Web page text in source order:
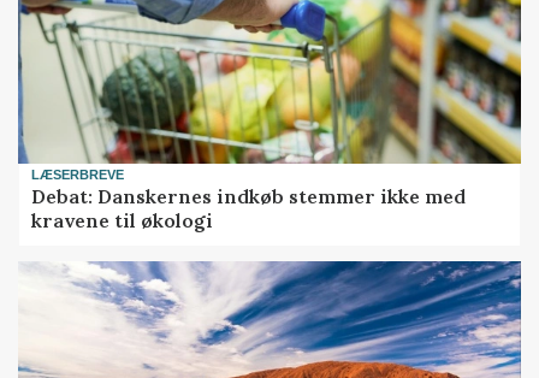
LÆSERBREVE
Debat: Danskernes indkøb stemmer ikke med
kravene til økologi